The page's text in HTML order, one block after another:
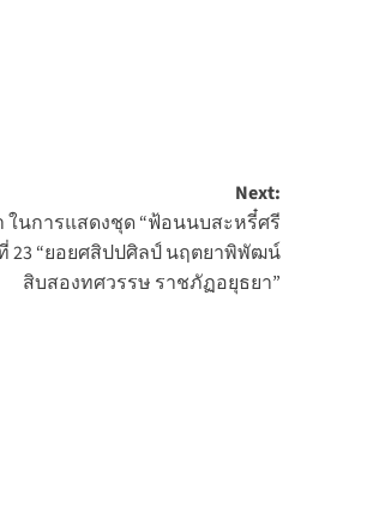
Next:
ในการแสดงชุด “ฟ้อนนบสะหรี๋ศรี
23 “ยอยศสิปปศิลป์ นฤตยาพิพัฒน์
สิบสองทศวรรษ ราชภัฏอยุธยา”